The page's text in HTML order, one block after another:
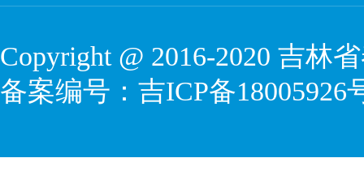
Copyright @ 2016-2020 吉林
备案编号： 吉ICP备18005926